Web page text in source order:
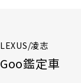
LEXUS/凌志
Goo鑑定車